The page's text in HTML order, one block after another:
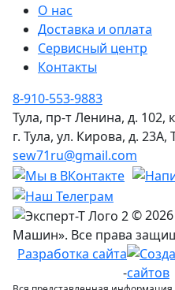
О нас
Доставка и оплата
Сервисный центр
Контакты
8-910-553-9883
Тула, пр-т Ленина, д. 102,
г. Тула, ул. Кирова, д. 23А,
sew71ru@gmail.com
©
Машин». Все права
Разработка сайта
-